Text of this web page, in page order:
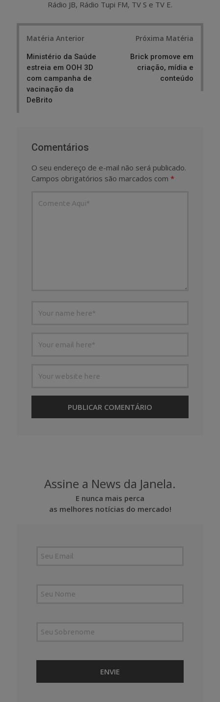
Rádio JB, Rádio Tupi FM, TV S e TV E.
Matéria Anterior
Ministério da Saúde
estreia em OOH 3D
com campanha de
vacinação da
DeBrito
Próxima Matéria
Brick promove em
criação, mídia e
conteúdo
Comentários
O seu endereço de e-mail não será publicado.
Campos obrigatórios são marcados com *
Assine a News da Janela.
E nunca mais perca
as melhores notícias do mercado!